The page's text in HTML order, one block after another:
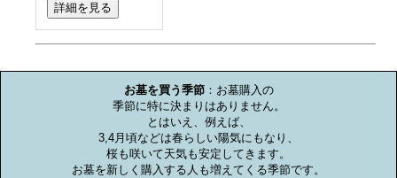
詳細を見る
お墓を買う季節：お墓購入の
季節に特に決まりはありません。
とはいえ、例えば、
3,4月頃などは春らしい陽気にもなり、
桜も咲いて天気も安定してきます。
お墓を新しく購入する人も増えてくる季節です。